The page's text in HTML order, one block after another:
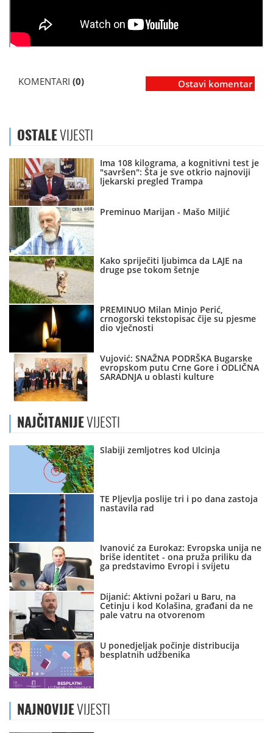
KOMENTARI (0) Ostavi komentar
OSTALEVIJESTI
Ima 108 kilograma, a kognitivni test je
"savršen": Šta je sve otkrio najnoviji
ljekarski pregled Trampa
Preminuo Marijan - Mašo Miljić
Kako spriječiti ljubimca da LAJE na
druge pse tokom šetnje
PREMINUO Milan Minjo Perić,
crnogorski tekstopisac čije su pjesme
dio vječnosti
Vujović: SNAŽNA PODRŠKA Bugarske
evropskom putu Crne Gore i ODLIČNA
SARADNJA u oblasti kulture
NAJČITANIJEVIJESTI
Slabiji zemljotres kod Ulcinja
TE Pljevlja poslije tri i po dana zastoja
nastavila rad
Ivanović za Eurokaz: Evropska unija ne
briše identitet - ona pruža priliku da
ga predstavimo Evropi i svijetu
Dijanić: Aktivni požari u Baru, na
Cetinju i kod Kolašina, građani da ne
pale vatru na otvorenom
U ponedjeljak počinje distribucija
besplatnih udžbenika
NAJNOVIJEVIJESTI